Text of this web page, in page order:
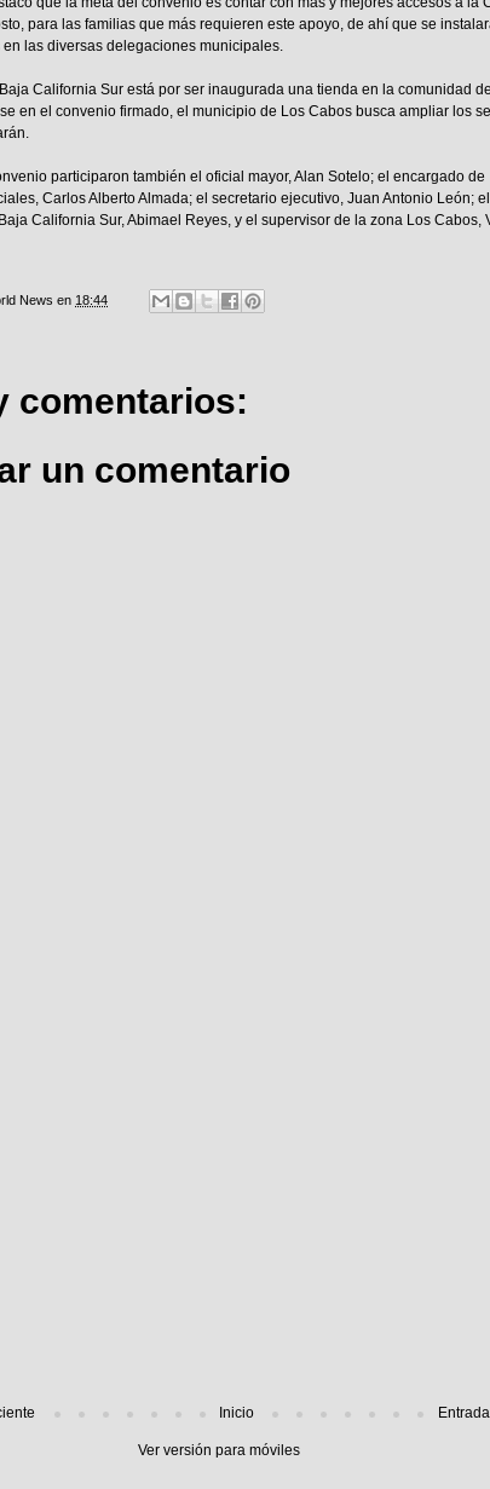
para las familias que más requieren este apoyo, de ahí que se
las diversas delegaciones municipales.
California Sur está por ser inaugurada una tienda en la comunidad
en el convenio firmado, el municipio de Los Cabos busca ampliar los
participaron también el oficial mayor, Alan Sotelo; el encargado de
Carlos Alberto Almada; el secretario ejecutivo, Juan Antonio León;
California Sur, Abimael Reyes, y el supervisor de la zona Los Cabos,
News en 18:44
comentarios:
un comentario
Inicio
Ver versión para móviles